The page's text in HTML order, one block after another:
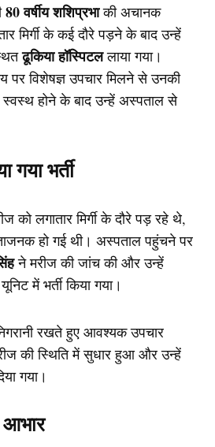
80 वर्षीय शशिप्रभाकी अचानक
मिर्गी के कई दौरे पड़ने के बाद उन्हें
ढूकिया हॉस्पिटललाया गया।
विशेषज्ञ उपचार मिलने से उनकी
होने के बाद उन्हें अस्पताल से
गया भर्ती
को लगातार मिर्गी के दौरे पड़ रहे थे,
हो गई थी। अस्पताल पहुंचने पर
ने मरीज की जांच की और उन्हें
में भर्ती किया गया।
रखते हुए आवश्यक उपचार
की स्थिति में सुधार हुआ और उन्हें
गया।
आभार